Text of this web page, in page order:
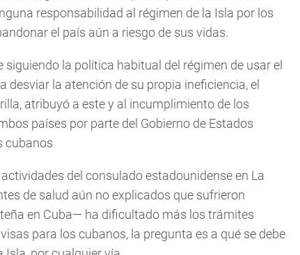
responsabilidad al régimen de la Isla por los
el país aún a riesgo de sus vidas.
siguiendo la política habitual del régimen de usar el
desviar la atención de su propia ineficiencia, el
atribuyó a este y al incumplimiento de los
países por parte del Gobierno de Estados
cubanos
del consulado estadounidense en La
de salud aún no explicados que sufrieron
en Cuba— ha dificultado más los trámites
para los cubanos, la pregunta es a qué se debe